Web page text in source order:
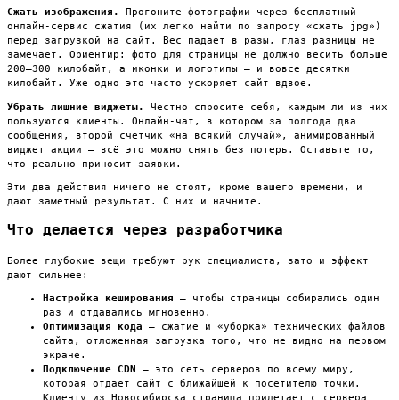
Сжать изображения.
Прогоните фотографии через бесплатный
онлайн-сервис сжатия (их легко найти по запросу «сжать jpg»)
перед загрузкой на сайт. Вес падает в разы, глаз разницы не
замечает. Ориентир: фото для страницы не должно весить больше
200–300 килобайт, а иконки и логотипы — и вовсе десятки
килобайт. Уже одно это часто ускоряет сайт вдвое.
Убрать лишние виджеты.
Честно спросите себя, каждым ли из них
пользуются клиенты. Онлайн-чат, в котором за полгода два
сообщения, второй счётчик «на всякий случай», анимированный
виджет акции — всё это можно снять без потерь. Оставьте то,
что реально приносит заявки.
Эти два действия ничего не стоят, кроме вашего времени, и
дают заметный результат. С них и начните.
Что делается через разработчика
Более глубокие вещи требуют рук специалиста, зато и эффект
дают сильнее:
Настройка кеширования — чтобы страницы собирались один
раз и отдавались мгновенно.
Оптимизация кода — сжатие и «уборка» технических файлов
сайта, отложенная загрузка того, что не видно на первом
экране.
Подключение CDN — это сеть серверов по всему миру,
которая отдаёт сайт с ближайшей к посетителю точки.
Клиенту из Новосибирска страница прилетает с сервера